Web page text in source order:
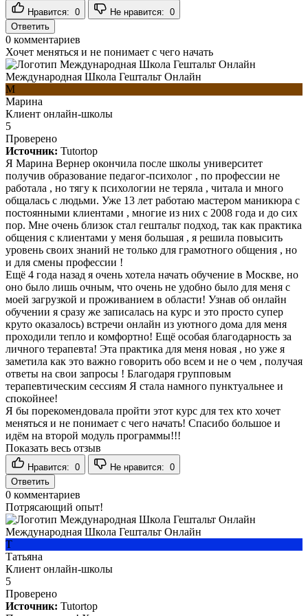
Нравится: 0 Не нравится: 0
Ответить
0 комментариев
Хочет меняться и не понимает с чего начать
Международная Школа Гештальт Онлайн
М
Марина
Клиент онлайн-школы
5
Проверено
Источник: Tutortop
Я Марина Вернер окончила после школы университет
получив образование педагог-психолог , по профессии не
работала , но тягу к психологии не теряла , читала и много
общалась с людьми. Уже 13 лет работаю мастером маникюра с
постоянными клиентами , многие из них с 2008 года и до сих
пор. Мне очень близок стал гештальт подход, так как практика
общения с клиентами у меня большая , я решила повысить
уровень своих знаний не только для грамотного общения , но
и для смены профессии !
Ещё 4 года назад я очень хотела начать обучение в Москве, но
оно было лишь очным, что очень не удобно было для меня с
моей загрузкой и проживанием в области! Узнав об онлайн
обучении я сразу же записалась на курс и это просто супер
круто оказалось) встречи онлайн из уютного дома для меня
проходили тепло и комфортно! Ещё особая благодарность за
личного терапевта! Эта практика для меня новая , но уже я
заметила как это важно говорить обо всем и не о чем , получая
ответы на свои запросы ! Благодаря групповым
терапевтическим сессиям Я стала намного пунктуальнее и
спокойнее!
Я бы порекомендовала пройти этот курс для тех кто хочет
меняться и не понимает с чего начать! Спасибо большое и
идём на второй модуль программы!!!
Показать весь отзыв
Нравится: 0 Не нравится: 0
Ответить
0 комментариев
Потрясающий опыт!
Международная Школа Гештальт Онлайн
Т
Татьяна
Клиент онлайн-школы
5
Проверено
Источник: Tutortop